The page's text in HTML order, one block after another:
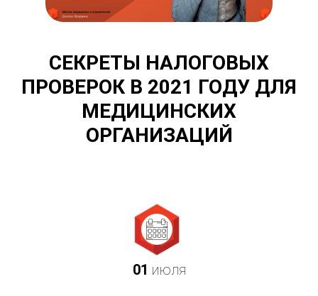
СЕКРЕТЫ НАЛОГОВЫХ
ПРОВЕРОК В 2021 ГОДУ ДЛЯ
МЕДИЦИНСКИХ
ОРГАНИЗАЦИЙ
01 июля